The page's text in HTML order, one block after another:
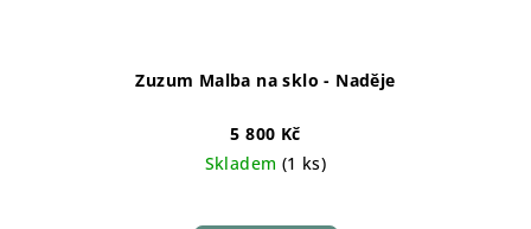
Zuzum Malba na sklo - Naděje
5 800 Kč
Skladem (1 ks)